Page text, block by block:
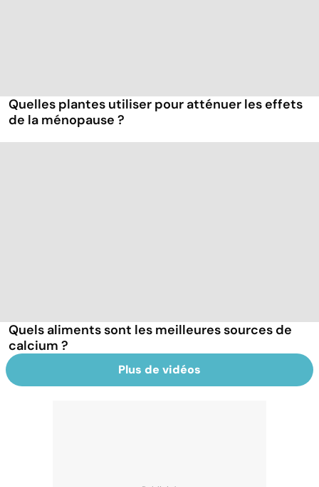
Quelles plantes utiliser pour atténuer les effets
de la ménopause ?
Quels aliments sont les meilleures sources de
calcium ?
Plus de vidéos